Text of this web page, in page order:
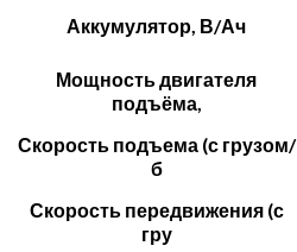
Аккумулятор, В/Ач
Мощность двигателя
подъёма,
Скорость подъема (с грузом/
б
Скорость передвижения (с
гру